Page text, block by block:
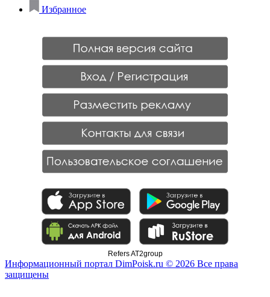
Избранное
Refers AT2group
Информационный портал DimPoisk.ru © 2026 Все права
защищены